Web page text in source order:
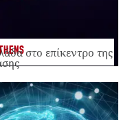
στο επίκεντρο της